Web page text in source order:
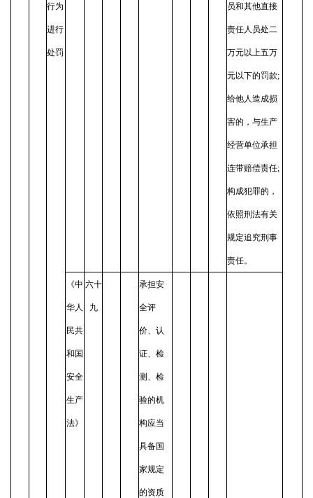
行为
进行
处罚
员和其他直接
责任人员处二
万元以上五万
元以下的罚款;
给他人造成损
害的，与生产
经营单位承担
连带赔偿责任;
构成犯罪的，
依照刑法有关
规定追究刑事
责任。
《中
华人
民共
和国
安全
生产
法》
六十
九
承担安
全评
价、认
证、检
测、检
验的机
构应当
具备国
家规定
的资质